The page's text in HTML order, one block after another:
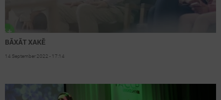
ВĂХĂТ ХАКӖ
14 September 2022 - 17:14